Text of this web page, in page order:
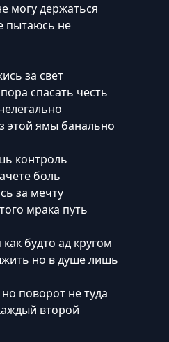
могу держаться
пытаюсь не
за свет
спасать честь
этой ямы банально
контроль
боль
за мечту
мрака путь
будто ад кругом
но в душе лишь
поворот не туда
второй